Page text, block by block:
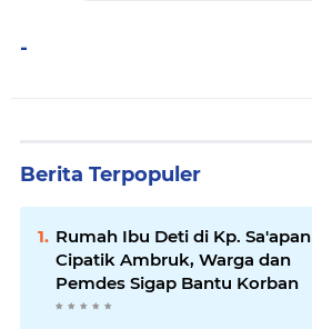
-
Berita Terpopuler
Rumah Ibu Deti di Kp. Sa'apan
Cipatik Ambruk, Warga dan
Pemdes Sigap Bantu Korban